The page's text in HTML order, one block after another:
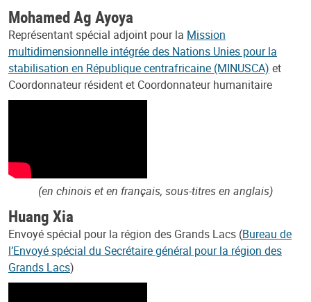
Mohamed Ag Ayoya
Représentant spécial adjoint pour la Mission
multidimensionnelle intégrée des Nations Unies pour la
stabilisation en République centrafricaine (MINUSCA) et
Coordonnateur résident et Coordonnateur humanitaire
(en chinois et en français, sous-titres en anglais)
Huang Xia
Envoyé spécial pour la région des Grands Lacs (Bureau de
l’Envoyé spécial du Secrétaire général pour la région des
Grands Lacs)